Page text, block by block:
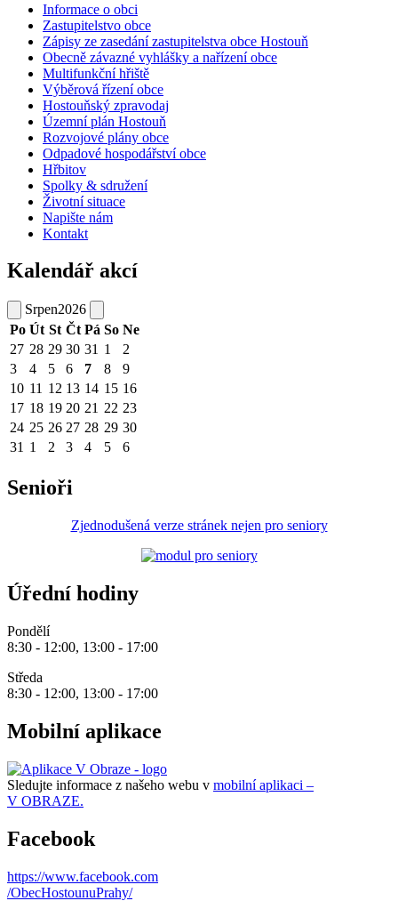
Informace o obci
Zastupitelstvo obce
Zápisy ze zasedání zastupitelstva obce Hostouň
Obecně závazné vyhlášky a nařízení obce
Multifunkční hřiště
Výběrová řízení obce
Hostouňský zpravodaj
Územní plán Hostouň
Rozvojové plány obce
Odpadové hospodářství obce
Hřbitov
Spolky & sdružení
Životní situace
Napište nám
Kontakt
Kalendář akcí
Srpen2026
Po Út St Čt Pá So Ne
27 28 29 30 31 1
2
3
4 5 6 7 8
9
10 11 12 13 14 15 16
17 18 19 20 21 22 23
24 25 26 27 28 29 30
31 1 2 3 4 5 6
Senioři
Zjednodušená verze stránek nejen pro seniory
Úřední hodiny
Pondělí
8:30 - 12:00, 13:00 - 17:00
Středa
8:30 - 12:00, 13:00 - 17:00
Mobilní aplikace
Sledujte informace z našeho webu v mobilní aplikaci –
V OBRAZE.
Facebook
https://www.facebook.com
/ObecHostounuPrahy/